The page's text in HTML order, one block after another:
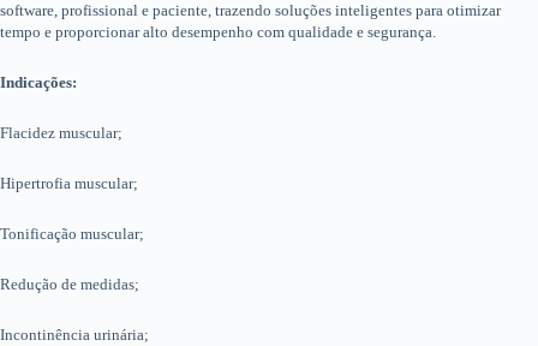
software, profissional e paciente, trazendo soluções inteligentes para otimizar
tempo e proporcionar alto desempenho com qualidade e segurança.
Indicações:
Flacidez muscular;
Hipertrofia muscular;
Tonificação muscular;
Redução de medidas;
Incontinência urinária;